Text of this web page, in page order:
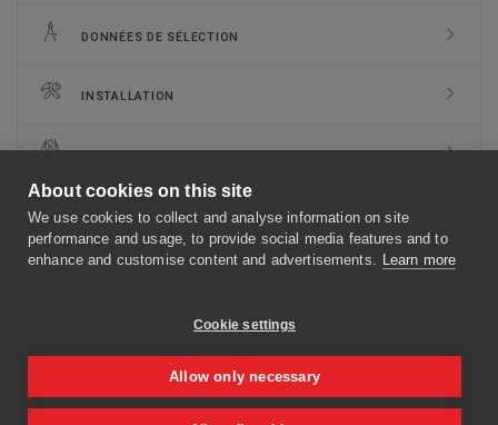
About cookies on this site
We use cookies to collect and analyse information on site
performance and usage, to provide social media features and to
enhance and customise content and advertisements. Learn more
Cookie settings
Allow only necessary
DONNÉES DE SÉLECTION
INSTALLATION
DOCUMENTS
OPTIONS ET KITS